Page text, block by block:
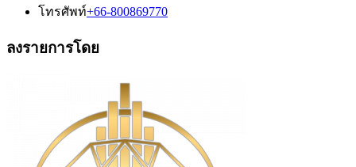
โทรศัพท์+66-800869770
ลงรายการโดย